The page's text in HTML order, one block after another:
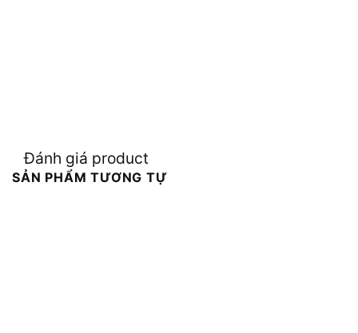
Đánh giá product
SẢN PHẨM TƯƠNG TỰ